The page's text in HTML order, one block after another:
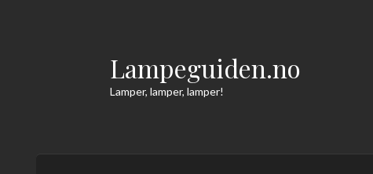
Hopp
til
navigasjon
Hopp
til
innhold
Lampeguiden.no
Lamper, lamper, lamper!